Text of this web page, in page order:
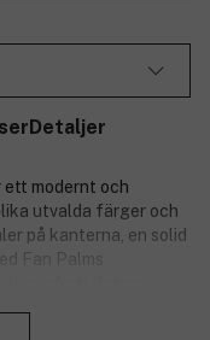
Detaljer
ett modernt och
utvalda färger och
på kanterna, en solid
Fan Palms